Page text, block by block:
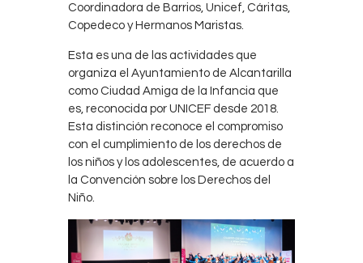
Coordinadora de Barrios, Unicef, Cáritas,
Copedeco y Hermanos Maristas.
Esta es una de las actividades que
organiza el Ayuntamiento de Alcantarilla
como Ciudad Amiga de la Infancia que
es, reconocida por UNICEF desde 2018.
Esta distinción reconoce el compromiso
con el cumplimiento de los derechos de
los niños y los adolescentes, de acuerdo a
la Convención sobre los Derechos del
Niño.